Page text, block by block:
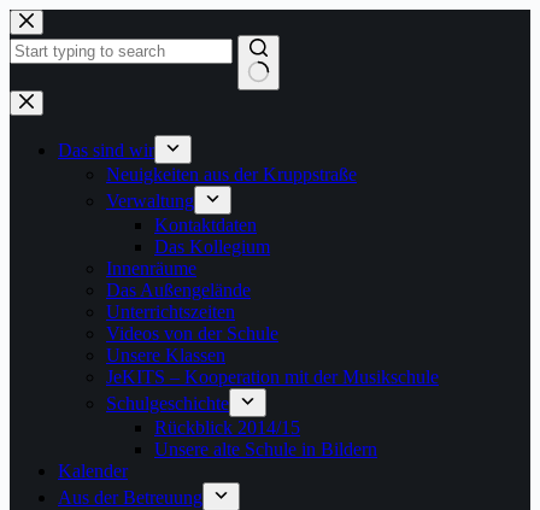
Zum
Inhalt
springen
Keine
Ergebnisse
Das sind wir
Neuigkeiten aus der Kruppstraße
Verwaltung
Kontaktdaten
Das Kollegium
Innenräume
Das Außengelände
Unterrichtszeiten
Videos von der Schule
Unsere Klassen
JeKITS – Kooperation mit der Musikschule
Schulgeschichte
Rückblick 2014/15
Unsere alte Schule in Bildern
Kalender
Aus der Betreuung